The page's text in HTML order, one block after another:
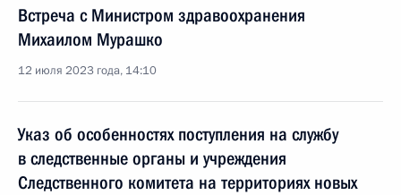
Встреча с Министром здравоохранения
Михаилом Мурашко
12 июля 2023 года, 14:10
Указ об особенностях поступления на службу
в следственные органы и учреждения
Следственного комитета на территориях новых